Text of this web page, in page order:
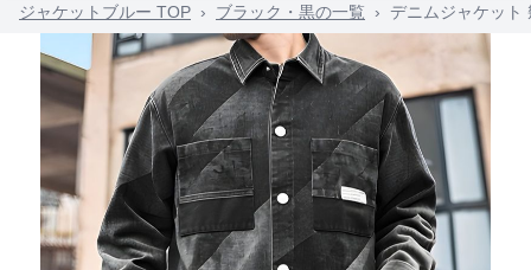
ジャケットブルー TOP › ブラック・黒の一覧 › デニムジャケット